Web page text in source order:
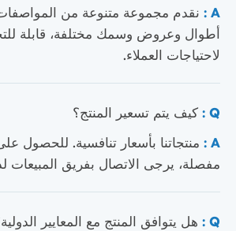
A :
نقدم مجموعة متنوعة من
أطوال وعروض وسمك مختلفة، قابلة
لاحتياجات العملاء.
Q : كيف يتم تسعير المنتج؟
A :
منتجاتنا بأسعار تنافسية. للحصول
مفصلة، ​​يرجى الاتصال بفريق المبيعات
Q : هل يتوافق المنتج مع المعايير